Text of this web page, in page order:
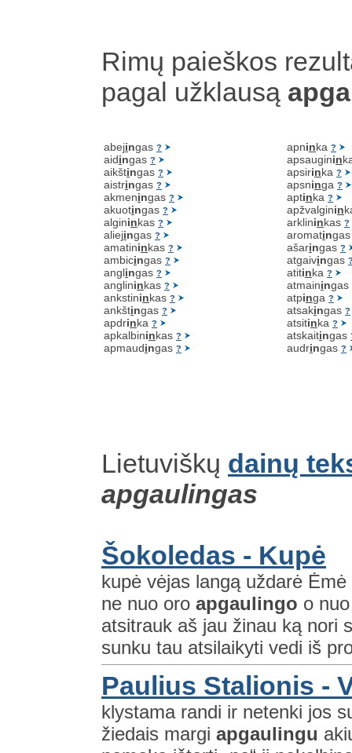
Rimų paieškos
pagal užklausą
abejingas ?
aidingas ?
aikštingas ?
aistringas ?
akmeningas ?
akuotingas ?
algininkas ?
aliejingas ?
amatininkas ?
ambicingas ?
anglingas ?
anglininkas ?
ankstininkas ?
ankštingas ?
apdrinka ?
apkalbininkas ?
apmaudingas ?
apninka ?
apsauginin
apsirinka ?
apsninga ?
aptinka ?
apžvalginin
arklininkas ?
aromatin
ašaringas ?
atgaivingas
atitinka ?
atmainingas
atpinga ?
atsakingas ?
atsitinka ?
atskaitingas
audringas ?
Lietuviškų dainų
apgaulingas
Šokoledas - Kupė
kupė vėjas langą uždarė
ne nuo oro apgaulingo o
atsitrauk aš jau žinau ką nori
sunku tau atsilaikyti vedi iš
Paulius Stalionis -
klystama randi ir netenki jos
žiedais margi apgaulingu